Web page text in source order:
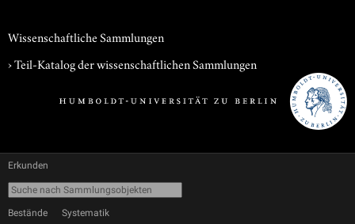
Wissenschaftliche Sammlungen
› Teil-Katalog der wissenschaftlichen Sammlungen
Erkunden
Bestände Systematik